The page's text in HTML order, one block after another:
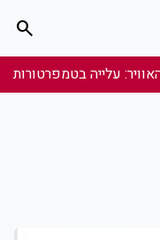
search